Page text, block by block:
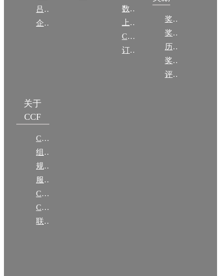
吕梁振兴
企智会
数图编审委员会
上传/发布作品
CCF DL Focus
订阅《计算》
奖励动态
奖励目录
历年获奖名单
奖项推荐
评奖条例
关于
CCF
CCF简介
组织机构
规章
服务项目
CCF大事记
CCF创建60周年
联系我们